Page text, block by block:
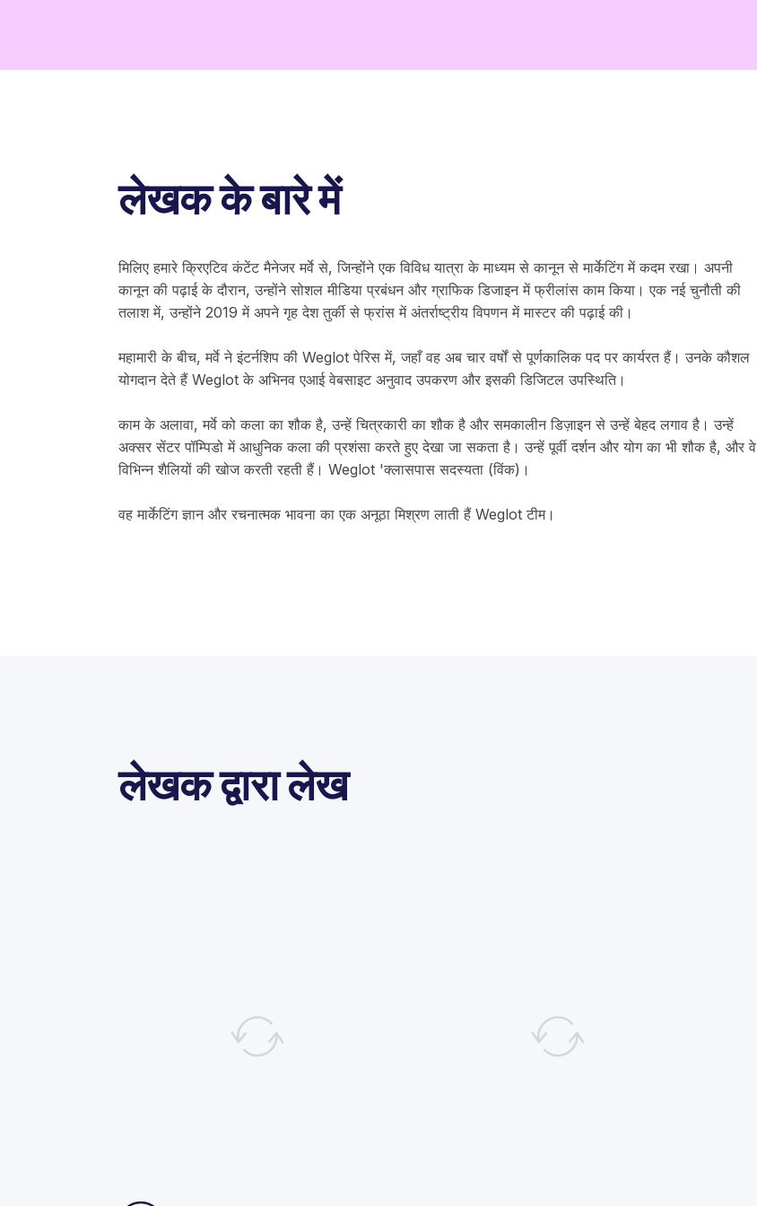
लेखक के बारे में
मिलिए हमारे क्रिएटिव कंटेंट मैनेजर मर्वे से, जिन्होंने एक विविध यात्रा के माध्यम से कानून से मार्केटिंग में कदम रखा। अपनी
कानून की पढ़ाई के दौरान, उन्होंने सोशल मीडिया प्रबंधन और ग्राफिक डिजाइन में फ्रीलांस काम किया। एक नई चुनौती की
तलाश में, उन्होंने 2019 में अपने गृह देश तुर्की से फ्रांस में अंतर्राष्ट्रीय विपणन में मास्टर की पढ़ाई की।
महामारी के बीच, मर्वे ने इंटर्नशिप की Weglot पेरिस में, जहाँ वह अब चार वर्षों से पूर्णकालिक पद पर कार्यरत हैं। उनके कौशल
योगदान देते हैं Weglot के अभिनव एआई वेबसाइट अनुवाद उपकरण और इसकी डिजिटल उपस्थिति।
काम के अलावा, मर्वे को कला का शौक है, उन्हें चित्रकारी का शौक है और समकालीन डिज़ाइन से उन्हें बेहद लगाव है। उन्हें
अक्सर सेंटर पॉम्पिडो में आधुनिक कला की प्रशंसा करते हुए देखा जा सकता है। उन्हें पूर्वी दर्शन और योग का भी शौक है, और वे
विभिन्न शैलियों की खोज करती रहती हैं। Weglot 'क्लासपास सदस्यता (विंक)।
वह मार्केटिंग ज्ञान और रचनात्मक भावना का एक अनूठा मिश्रण लाती हैं Weglot टीम।
लेखक द्वारा लेख